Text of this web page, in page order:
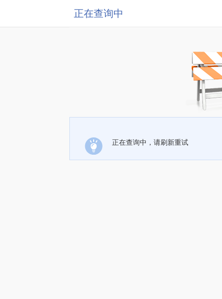
正在查询中
正在查询中，请刷新重试